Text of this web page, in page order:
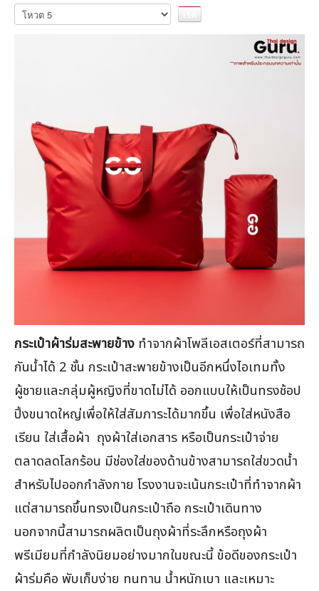
กรุณา
ให้
กระเป๋าผ้าร่มสะพายข้าง ทำจากผ้าโพลีเอสเตอร์ที่สามารถ
กันน้ำได้ 2 ชั้น กระเป๋าสะพายข้างเป็นอีกหนึ่งไอเทมทั้ง
ผู้ชายและกลุ่มผู้หญิงที่ขาดไม่ได้ ออกแบบให้เป็นทรงช้อป
ปิ้งขนาดใหญ่เพื่อให้ใส่สัมภาระได้มากขึ้น เพื่อใส่หนังสือ
เรียน ใส่เสื้อผ้า ถุงผ้าใส่เอกสาร หรือเป็นกระเป๋าจ่าย
ตลาดลดโลกร้อน มีช่องใส่ของด้านข้างสามารถใส่ขวดน้ำ
สำหรับไปออกกำลังกาย โรงงานจะเน้นกระเป๋าที่ทำจากผ้า
แต่สามารถขึ้นทรงเป็นกระเป๋าถือ กระเป๋าเดินทาง
นอกจากนี้สามารถผลิตเป็นถุงผ้าที่ระลึกหรือถุงผ้า
พรีเมียมที่กำลังนิยมอย่างมากในขณะนี้ ข้อดีของกระเป๋า
ผ้าร่มคือ พับเก็บง่าย ทนทาน น้ำหนักเบา และเหมาะ